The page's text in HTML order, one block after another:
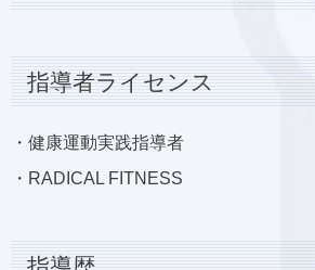
指導者ライセンス
・健康運動実践指導者
・RADICAL FITNESS